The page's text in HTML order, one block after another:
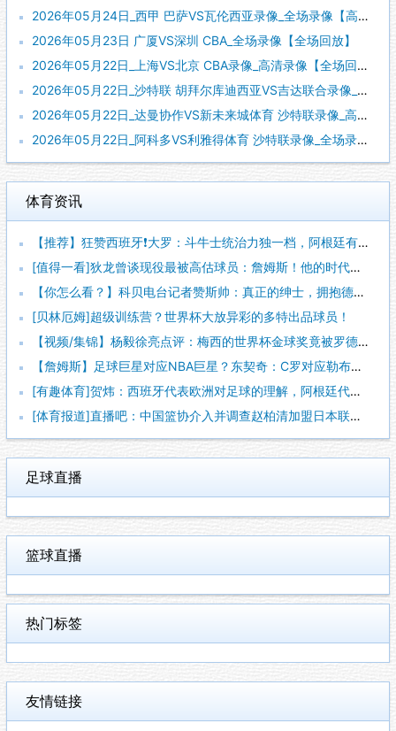
2026年05月24日_西甲 巴萨VS瓦伦西亚录像_全场录像【高清回放】
2026年05月23日 广厦VS深圳 CBA_全场录像【全场回放】
2026年05月22日_上海VS北京 CBA录像_高清录像【全场回放】
2026年05月22日_沙特联 胡拜尔库迪西亚VS吉达联合录像_全场录像【全场回放】
2026年05月22日_达曼协作VS新未来城体育 沙特联录像_高清录像【全场回放】
2026年05月22日_阿科多VS利雅得体育 沙特联录像_全场录像【高清回放】
体育资讯
【推荐】狂赞西班牙❗大罗：斗牛士统治力独一档，阿根廷有梅西也
[值得一看]狄龙曾谈现役最被高估球员：詹姆斯！他的时代结束了
【你怎么看？】科贝电台记者赞斯帅：真正的绅士，拥抱德拉富恩特
[贝林厄姆]超级训练营？世界杯大放异彩的多特出品球员！
【视频/集锦】杨毅徐亮点评：梅西的世界杯金球奖竟被罗德里“抢
【詹姆斯】足球巨星对应NBA巨星？东契奇：C罗对应勒布朗，梅
[有趣体育]贺炜：西班牙代表欧洲对足球的理解，阿根廷代表南美
[体育报道]直播吧：中国篮协介入并调查赵柏清加盟日本联赛一事
足球直播
篮球直播
热门标签
友情链接